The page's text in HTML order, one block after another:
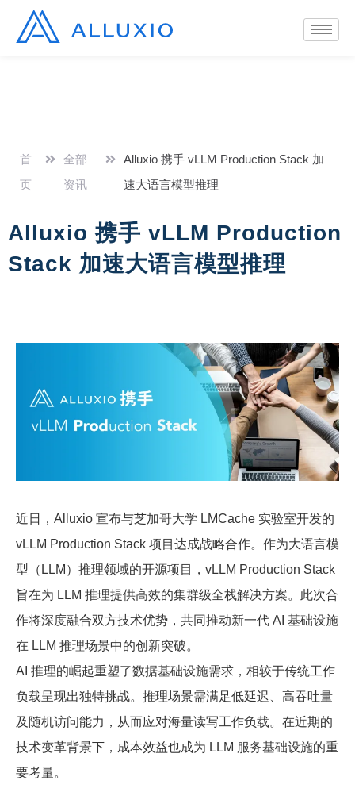
首
页
全部
资讯
Alluxio 携手 vLLM Production Stack 加
速大语言模型推理
Alluxio 携手 vLLM Production
Stack 加速大语言模型推理
近日，Alluxio 宣布与芝加哥大学 LMCache 实验室开发的
vLLM Production Stack 项目达成战略合作。作为大语言模
型（LLM）推理领域的开源项目，vLLM Production Stack
旨在为 LLM 推理提供高效的集群级全栈解决方案。此次合
作将深度融合双方技术优势，共同推动新一代 AI 基础设施
在 LLM 推理场景中的创新突破。
AI 推理的崛起重塑了数据基础设施需求，相较于传统工作
负载呈现出独特挑战。推理场景需满足低延迟、高吞吐量
及随机访问能力，从而应对海量读写工作负载。在近期的
技术变革背景下，成本效益也成为 LLM 服务基础设施的重
要考量。